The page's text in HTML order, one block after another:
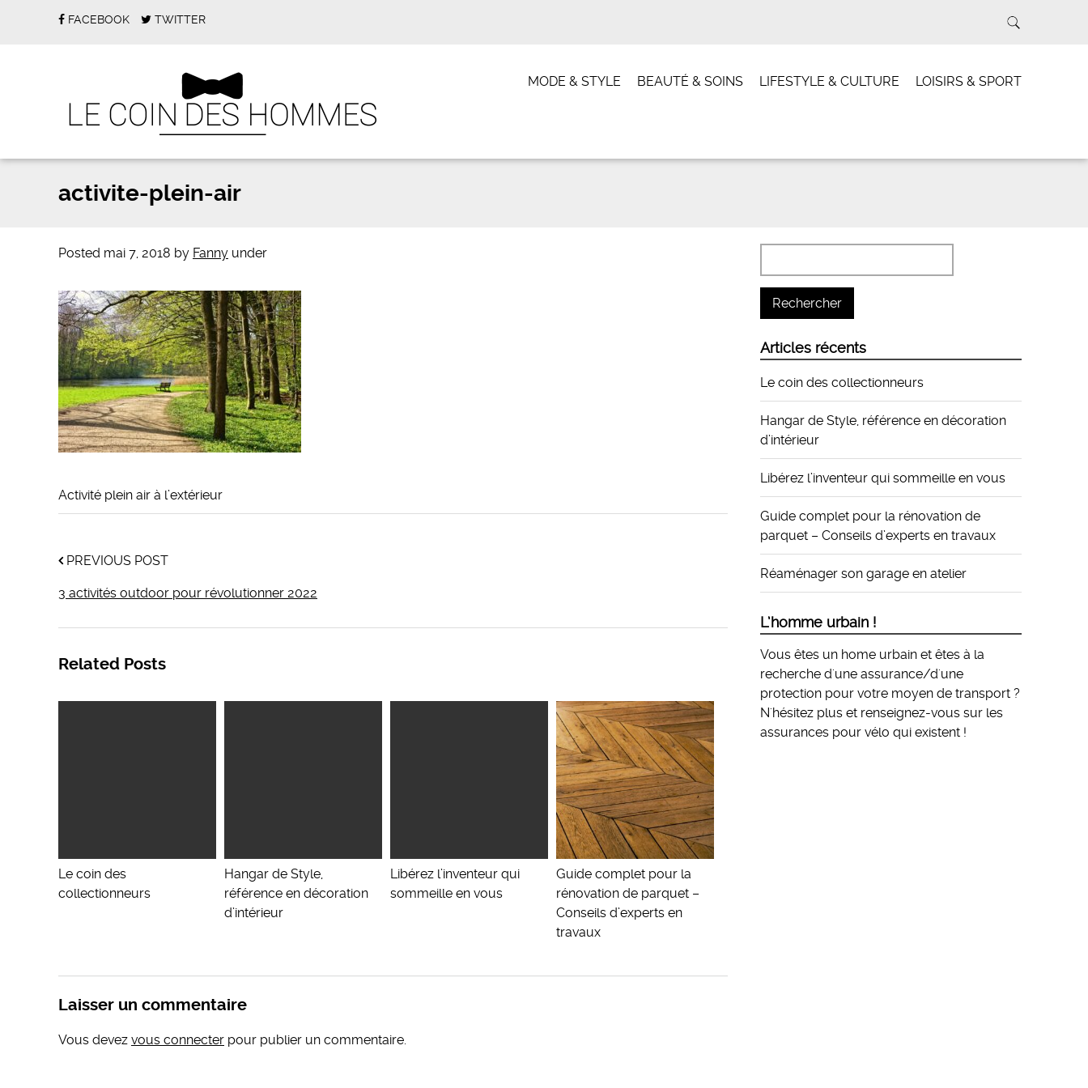
FACEBOOK TWITTER
MODE & STYLE BEAUTÉ & SOINS LIFESTYLE & CULTURE LOISIRS & SPORT
activite-plein-air
Posted mai 7, 2018 by Fanny under
Activité plein air à l’extérieur
PREVIOUS POST
3 activités outdoor pour révolutionner 2022
Related Posts
Le coin des
collectionneurs
Hangar de Style,
référence en décoration
d’intérieur
Libérez l’inventeur qui
sommeille en vous
Guide complet pour la
rénovation de parquet –
Conseils d’experts en
travaux
Laisser un commentaire
Vous devez vous connecter pour publier un commentaire.
Articles récents
Le coin des collectionneurs
Hangar de Style, référence en décoration
d’intérieur
Libérez l’inventeur qui sommeille en vous
Guide complet pour la rénovation de
parquet – Conseils d’experts en travaux
Réaménager son garage en atelier
L’homme urbain !
Vous êtes un home urbain et êtes à la
recherche d'une assurance/d'une
protection pour votre moyen de transport ?
N'hésitez plus et renseignez-vous sur les
assurances pour vélo qui existent !